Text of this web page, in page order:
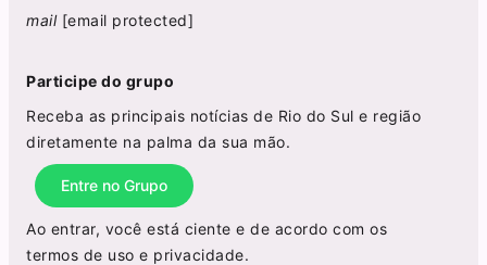
mail [email protected]
Participe do grupo
Receba as principais notícias de Rio do Sul e região
diretamente na palma da sua mão.
Entre no Grupo
Ao entrar, você está ciente e de acordo com os
termos de uso e privacidade.